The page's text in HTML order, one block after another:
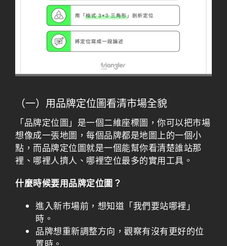
（一）用品牌定位圖看清市場全貌
「品牌定位圖」是一個二維座標圖，你可以把市場
想像成一張地圖，每個品牌都是地圖上的一個小
點，而品牌定位圖就是一個能幫你看清楚誰站那
裡、哪裡人擠人、哪裡空位最多的實用工具。
什麼時候要用品牌定位圖？
進入新市場前，想知道「我們要站哪裡」
時。
品牌想重新調整方向，觀察有沒有更好的位